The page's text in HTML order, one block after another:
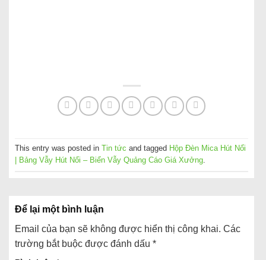
This entry was posted in Tin tức and tagged Hộp Đèn Mica Hút Nổi
| Bảng Vẫy Hút Nổi – Biển Vẫy Quảng Cáo Giá Xưởng
Để lại một bình luận
Email của bạn sẽ không được hiển thị công khai. Các
trường bắt buộc được đánh dấu *